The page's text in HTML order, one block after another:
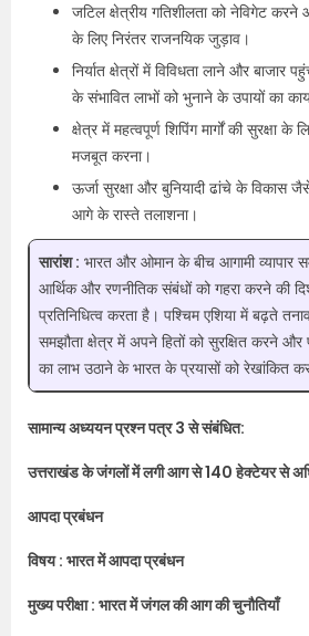
जटिल क्षेत्रीय गतिशीलता को नेविगेट करने
के लिए निरंतर राजनयिक जुड़ाव।
निर्यात क्षेत्रों में विविधता लाने और बाजार
के संभावित लाभों को भुनाने के उपायों का
क्षेत्र में महत्वपूर्ण शिपिंग मार्गों की सुरक्षा के
मजबूत करना।
ऊर्जा सुरक्षा और बुनियादी ढांचे के विकास
आगे के रास्ते तलाशना।
सारांश : भारत और ओमान के बीच आगामी व्यापार
आर्थिक और रणनीतिक संबंधों को गहरा करने की
प्रतिनिधित्व करता है। पश्चिम एशिया में बढ़ते
समझौता क्षेत्र में अपने हितों को सुरक्षित करने
का लाभ उठाने के भारत के प्रयासों को रेखांकित
सामान्य अध्ययन प्रश्न पत्र 3 से संबंधित:
उत्तराखंड के जंगलों में लगी आग से 140 हेक्टेयर से
आपदा प्रबंधन
विषय : भारत में आपदा प्रबंधन
मुख्य परीक्षा : भारत में जंगल की आग की चुनौतियाँ